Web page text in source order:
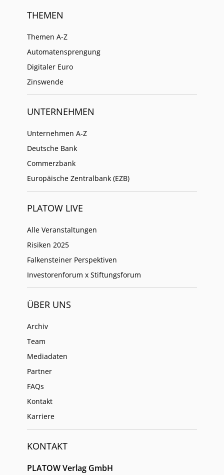
THEMEN
Themen A-Z
Automatensprengung
Digitaler Euro
Zinswende
UNTERNEHMEN
Unternehmen A-Z
Deutsche Bank
Commerzbank
Europäische Zentralbank (EZB)
PLATOW LIVE
Alle Veranstaltungen
Risiken 2025
Falkensteiner Perspektiven
Investorenforum x Stiftungsforum
ÜBER UNS
Archiv
Team
Mediadaten
Partner
FAQs
Kontakt
Karriere
KONTAKT
PLATOW Verlag GmbH